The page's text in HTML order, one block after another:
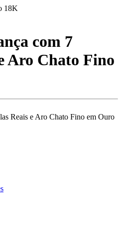
18K
com 7
Aro Chato Fino
Reais e Aro Chato Fino em Ouro